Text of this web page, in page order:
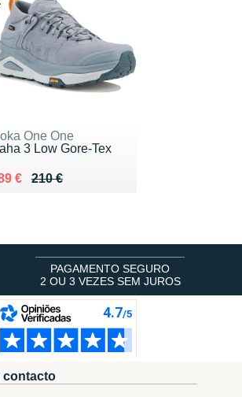
One One
3 Low Gore-Tex
210 €
lieu de 210 €
€ 189 €
PAGAMENTO SEGURO
2 OU 3 VEZES SEM JUROS
contacto